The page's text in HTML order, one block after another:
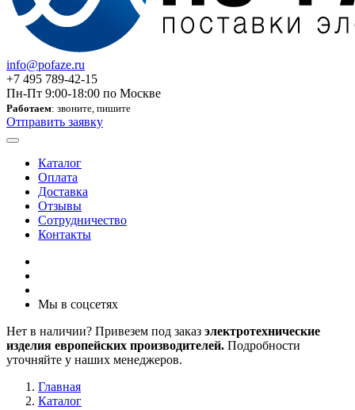
info@pofaze.ru
+7 495 789-42-15
Пн-Пт 9:00-18:00 по Москве
Работаем: звоните, пишите
Отправить заявку
Каталог
Оплата
Доставка
Отзывы
Сотрудничество
Контакты
Мы в соцсетях
Нет в наличии? Привезем под заказ электротехнические
изделия европейских производителей. Подробности
уточняйте у наших менеджеров.
Главная
Каталог